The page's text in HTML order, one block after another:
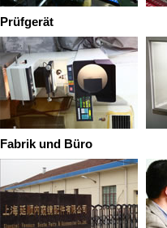
Prüfgerät
Fabrik und Büro